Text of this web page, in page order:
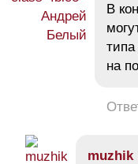
В
на
muzhik